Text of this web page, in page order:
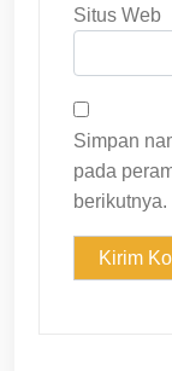
Situs Web
Simpan
pada
berikutnya.